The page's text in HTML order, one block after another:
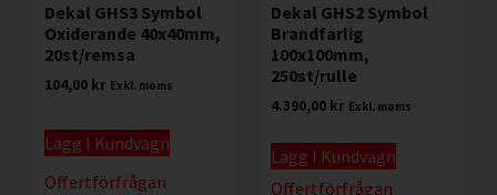
Dekal GHS3 Symbol
Oxiderande 40x40mm,
20st/remsa
104,00 kr Exkl. moms
Lägg I Kundvagn
Offertförfrågan
Dekal GHS2 Symbol
Brandfarlig
100x100mm,
250st/rulle
4.390,00 kr Exkl. moms
Lägg I Kundvagn
Offertförfrågan